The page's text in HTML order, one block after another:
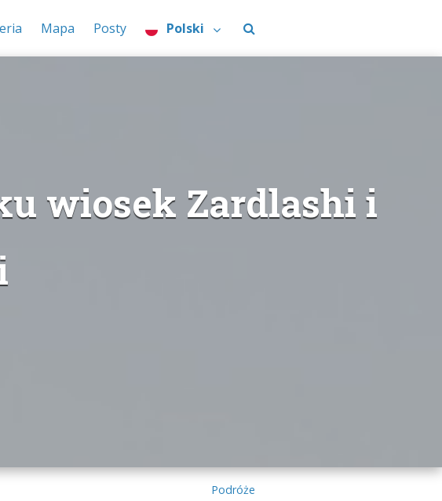
Mapa Posty Polski
wiosek Zardlashi i
Podróże